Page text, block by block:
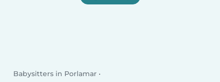
Babysitters in Porlamar